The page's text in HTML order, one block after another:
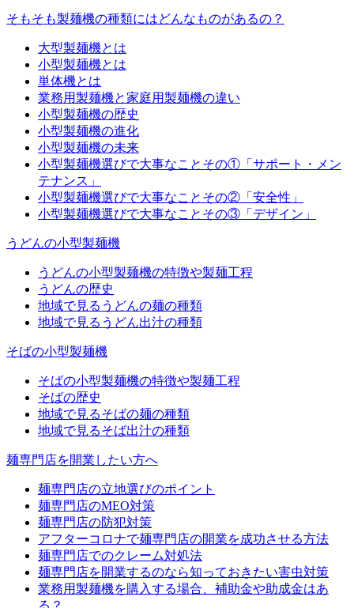
そもそも製麺機の種類にはどんなものがあるの？
大型製麺機とは
小型製麺機とは
単体機とは
業務用製麺機と家庭用製麺機の違い
小型製麺機の歴史
小型製麺機の進化
小型製麺機の未来
小型製麺機選びで大事なことその①「サポート・メン
テナンス」
小型製麺機選びで大事なことその②「安全性」
小型製麺機選びで大事なことその③「デザイン」
うどんの小型製麺機
うどんの小型製麺機の特徴や製麺工程
うどんの歴史
地域で見るうどんの麺の種類
地域で見るうどん出汁の種類
そばの小型製麺機
そばの小型製麺機の特徴や製麺工程
そばの歴史
地域で見るそばの麺の種類
地域で見るそば出汁の種類
麺専門店を開業したい方へ
麺専門店の立地選びのポイント
麺専門店のMEO対策
麺専門店の防犯対策
アフターコロナで麺専門店の開業を成功させる方法
麺専門店でのクレーム対処法
麺専門店を開業するのなら知っておきたい害虫対策
業務用製麺機を購入する場合、補助金や助成金はあ
る？